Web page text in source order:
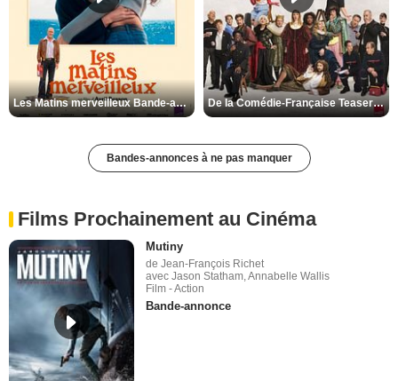
Les Matins merveilleux Bande-annonce VF De la Comédie-Française Teaser VF
Bandes-annonces à ne pas manquer
Films Prochainement au Cinéma
Mutiny
de Jean-François Richet
avec Jason Statham, Annabelle Wallis
Film - Action
Bande-annonce